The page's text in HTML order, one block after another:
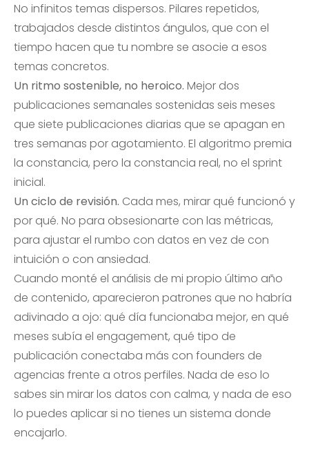
No infinitos temas dispersos. Pilares repetidos,
trabajados desde distintos ángulos, que con el
tiempo hacen que tu nombre se asocie a esos
temas concretos.
Un ritmo sostenible, no heroico. Mejor dos
publicaciones semanales sostenidas seis meses
que siete publicaciones diarias que se apagan en
tres semanas por agotamiento. El algoritmo premia
la constancia, pero la constancia real, no el sprint
inicial.
Un ciclo de revisión. Cada mes, mirar qué funcionó y
por qué. No para obsesionarte con las métricas,
para ajustar el rumbo con datos en vez de con
intuición o con ansiedad.
Cuando monté el análisis de mi propio último año
de contenido, aparecieron patrones que no habría
adivinado a ojo: qué día funcionaba mejor, en qué
meses subía el engagement, qué tipo de
publicación conectaba más con founders de
agencias frente a otros perfiles. Nada de eso lo
sabes sin mirar los datos con calma, y nada de eso
lo puedes aplicar si no tienes un sistema donde
encajarlo.